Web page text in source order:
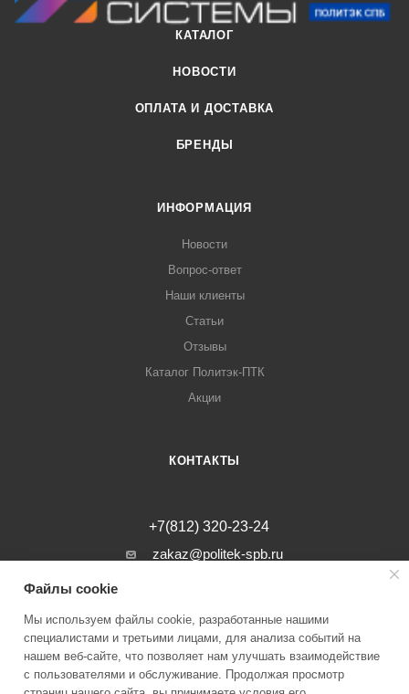
КАТАЛОГ
НОВОСТИ
ОПЛАТА И ДОСТАВКА
БРЕНДЫ
ИНФОРМАЦИЯ
Новости
Вопрос-ответ
Наши клиенты
Статьи
Отзывы
Каталог Политэк-ПТК
Акции
КОНТАКТЫ
+7(812) 320-23-24
zakaz@politek-spb.ru
г. Санкт-Петербург, Минеральная ул, д.
Файлы cookie
Мы используем файлы cookie, разработанные нашими
специалистами и третьими лицами, для анализа событий на
нашем веб-сайте, что позволяет нам улучшать взаимодействие
с пользователями и обслуживание. Продолжая просмотр